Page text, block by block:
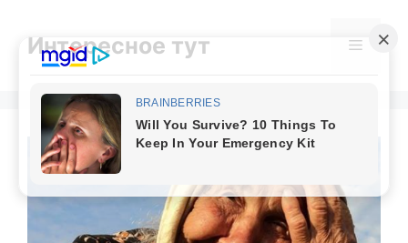
contentИнтересное тут Menu